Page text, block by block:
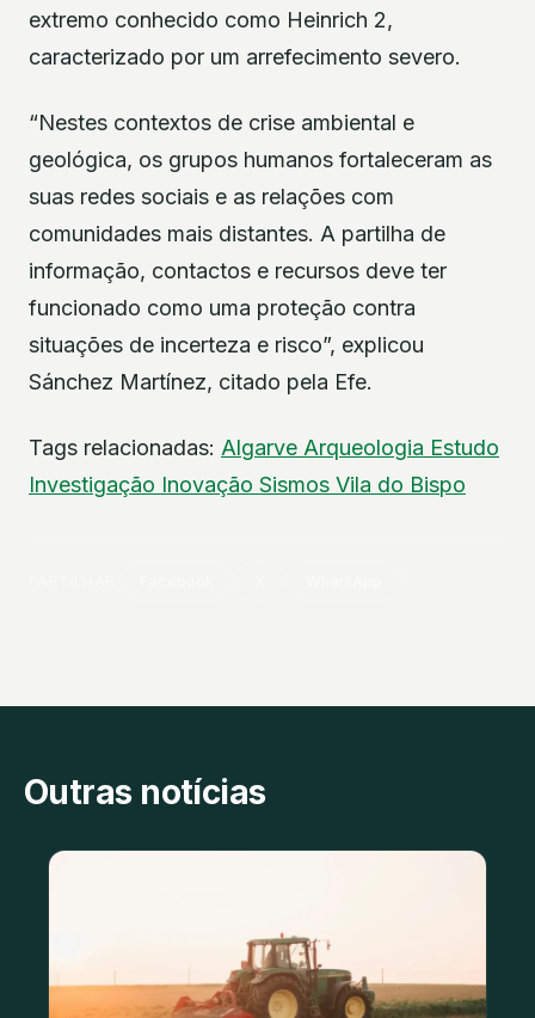
extremo conhecido como Heinrich 2,
caracterizado por um arrefecimento severo.
“Nestes contextos de crise ambiental e
geológica, os grupos humanos fortaleceram as
suas redes sociais e as relações com
comunidades mais distantes. A partilha de
informação, contactos e recursos deve ter
funcionado como uma proteção contra
situações de incerteza e risco”, explicou
Sánchez Martínez, citado pela Efe.
Tags relacionadas: Algarve Arqueologia Estudo
Investigação Inovação Sismos Vila do Bispo
Outras notícias